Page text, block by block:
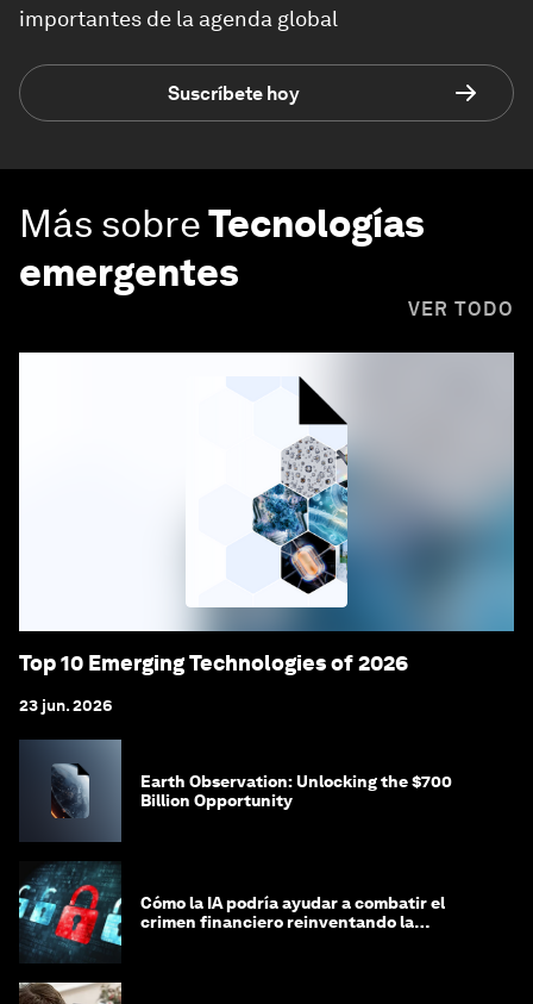
importantes de la agenda global
Suscríbete hoy
Más sobreTecnologías
emergentes
VER TODO
Top 10 Emerging Technologies of 2026
23 jun. 2026
Earth Observation: Unlocking the $700
Billion Opportunity
Cómo la IA podría ayudar a combatir el
crimen financiero reinventando la